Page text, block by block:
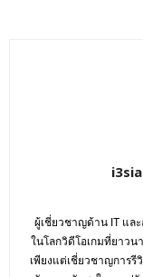
ผู้เชี่ยวชาญด้าน IT แล
ในโลกวิดีโอเกมที่ยาวน
เพียงแต่เชี่ยวชาญการรี